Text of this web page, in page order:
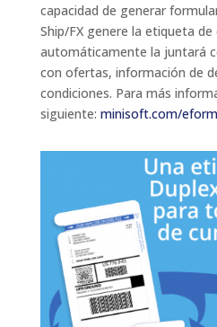
capacidad de generar
Ship/FX genere la etiqueta de
automáticamente la juntará
con ofertas, información de
condiciones. Para más
siguiente: minisoft.com/